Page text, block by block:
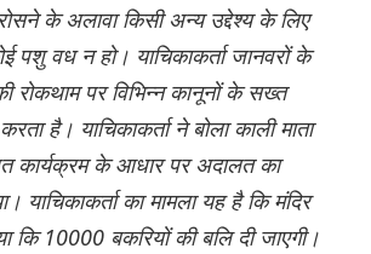
के अलावा किसी अन्य उद्देश्य के लिए
पशु वध न हो। याचिकाकर्ता जानवरों के
रोकथाम पर विभिन्न कानूनों के सख्त
है। याचिकाकर्ता ने बोला काली माता
कार्यक्रम के आधार पर अदालत का
याचिकाकर्ता का मामला यह है कि मंदिर
कि 10000 बकरियों की बलि दी जाएगी।